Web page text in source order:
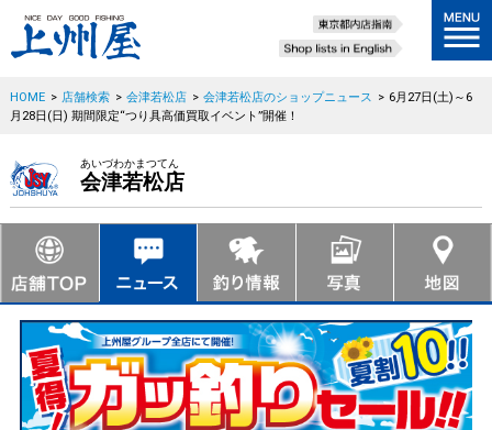
HOME > 店舗検索 > 会津若松店 > 会津若松店のショップニュース > 6月27日(土)～6
月28日(日) 期間限定“つり具高価買取イベント”開催！
あいづわかまつてん
会津若松店